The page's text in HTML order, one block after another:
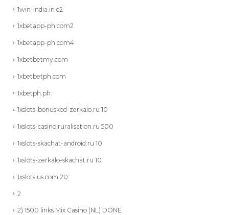
1win-india.in c2
1xbetapp-ph.com2
1xbetapp-ph.com4
1xbetbetmy.com
1xbetbetph.com
1xbetph.ph
1xslots-bonuskod-zerkalo.ru 10
1xslots-casino.ruralisation.ru 500
1xslots-skachat-android.ru 10
1xslots-zerkalo-skachat.ru 10
1xslots.us.com 20
2
2) 1500 links Mix Casino (NL) DONE